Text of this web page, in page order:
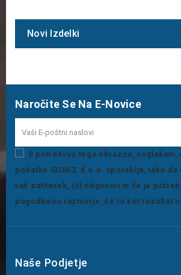
Novi Izdelki
Naročite Se Na E-Novice
S potrditvijo tega obrazca, soglašam,
podatke GUMIZ d.o.o. uporablja, tako da
vaš zahtevek, (ii) odgovori in če je
pogodbeno razmerje, če to kot rezultat
Naše Podjetje